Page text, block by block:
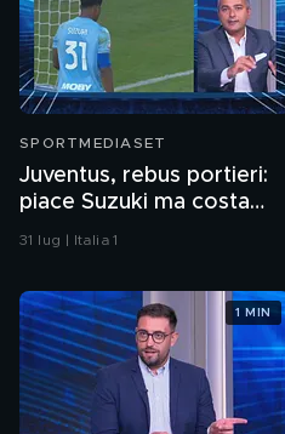
SPORTMEDIASET
Juventus, rebus portieri:
piace Suzuki ma costa
troppo
31 lug | Italia 1
1 MIN